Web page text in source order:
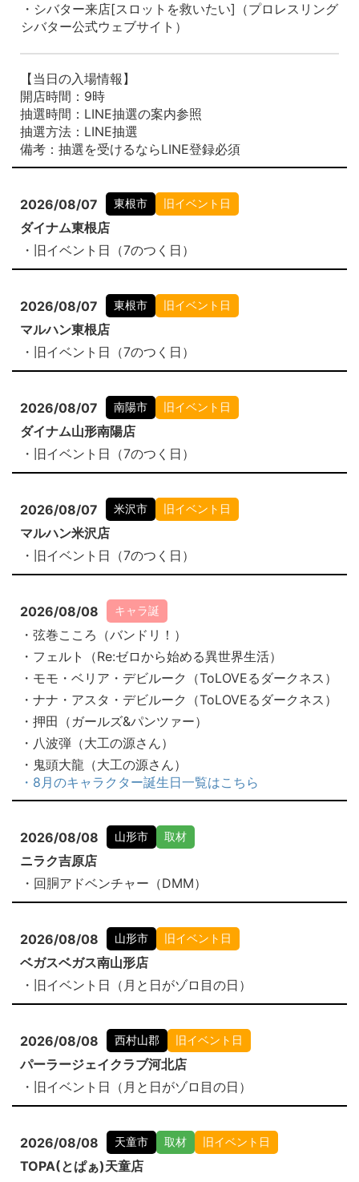
・シバター来店[スロットを救いたい]（プロレスリング
シバター公式ウェブサイト）
【当日の入場情報】
開店時間：9時
抽選時間：LINE抽選の案内参照
抽選方法：LINE抽選
備考：抽選を受けるならLINE登録必須
2026/08/07 東根市 旧イベント日
ダイナム東根店
・旧イベント日（7のつく日）
2026/08/07 東根市 旧イベント日
マルハン東根店
・旧イベント日（7のつく日）
2026/08/07 南陽市 旧イベント日
ダイナム山形南陽店
・旧イベント日（7のつく日）
2026/08/07 米沢市 旧イベント日
マルハン米沢店
・旧イベント日（7のつく日）
2026/08/08 キャラ誕
・弦巻こころ（バンドリ！）
・フェルト（Re:ゼロから始める異世界生活）
・モモ・ベリア・デビルーク（ToLOVEるダークネス）
・ナナ・アスタ・デビルーク（ToLOVEるダークネス）
・押田（ガールズ&パンツァー）
・八波弾（大工の源さん）
・鬼頭大龍（大工の源さん）
・8月のキャラクター誕生日一覧はこちら
2026/08/08 山形市 取材
ニラク吉原店
・回胴アドベンチャー（DMM）
2026/08/08 山形市 旧イベント日
ベガスベガス南山形店
・旧イベント日（月と日がゾロ目の日）
2026/08/08 西村山郡 旧イベント日
パーラージェイクラブ河北店
・旧イベント日（月と日がゾロ目の日）
2026/08/08 天童市 取材 旧イベント日
TOPA(とぱぁ)天童店